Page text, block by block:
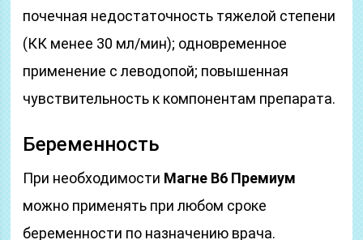
почечная недостаточность тяжелой степени
(КК менее 30 мл/мин); одновременное
применение с леводопой; повышенная
чувствительность к компонентам препарата.
Беременность
При необходимости Магне B6 Премиум
можно применять при любом сроке
беременности по назначению врача.